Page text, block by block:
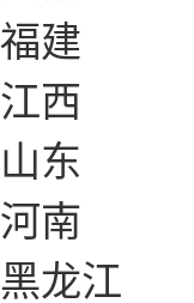
福建
江西
山东
河南
黑龙江